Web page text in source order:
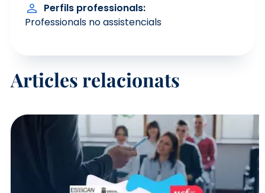
Perfils professionals
Professionals no assistencials
Articles relacionats